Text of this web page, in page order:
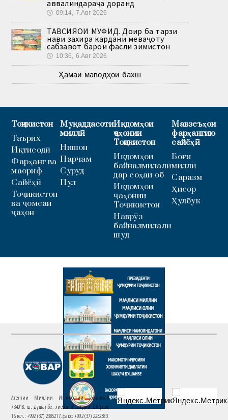
аввалиндараҷа доранд
🕔 09:14, 7.Авг 2026
ТАВСИЯҲОИ МУФИД. Доир ба тарзи
нави захира кардани меваҷоту
сабзавот барои фасли зимистон
🕔 10:36, 6.Авг 2026
Ҳамаи маводҳои бахш
Тоҷикистон
Таърих
Иқтисодӣ
Фарҳанг ва
маориф
Сайёҳӣ
Тоҷикистон
ва ҷомеаи
ҷаҳон
Муқаддасоти
миллӣ
Нишон
Парчам
Суруд
Пул
Иқдомҳои
ҷаҳонии
Тоҷикистон
Иқдомҳои
байналмилалӣ
дар соҳаи об
Иқдомҳои
ҷаҳонии
Тоҷикистон
Наврӯз
байналмилалӣ
шуд
Мавзеъҳои
фарҳангию
сайёҳӣ
Боғи
миллӣ
Саразм
Ҳисор
Ҳулбук
Агентии Миллии Иттилоотии Тоҷикистон
734018. ш. Душанбе, хиёбони Саъдии Шерозӣ,
16 тел.: +992 (37) 2385217, факс: +992 (37) 2232383